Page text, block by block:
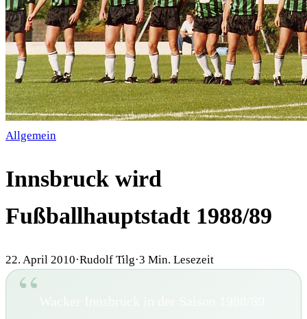
Allgemein
Innsbruck wird
Fußballhauptstadt 1988/89
22. April 2010·Rudolf Tilg·3 Min. Lesezeit